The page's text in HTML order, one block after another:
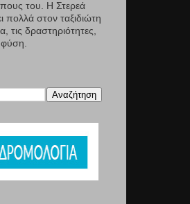
του. Η Στερεά
πολλά στον ταξιδιώτη
τις δραστηριότητες,
φύση.